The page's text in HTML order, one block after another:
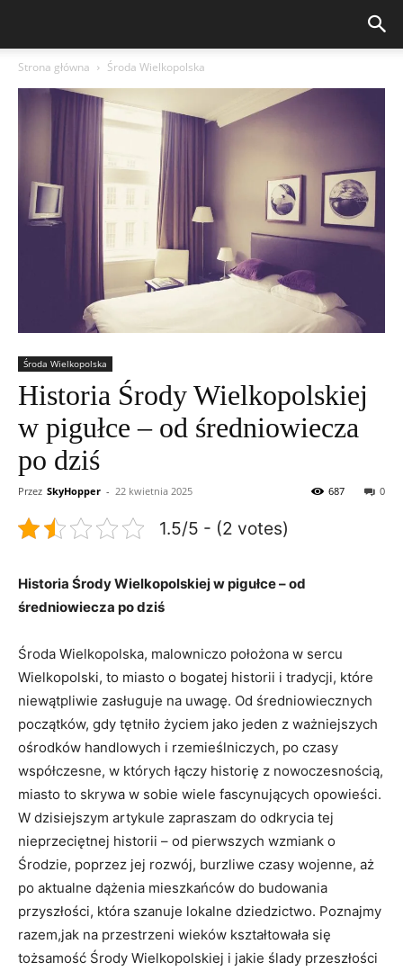
Strona główna Środa Wielkopolska
Środa Wielkopolska
Historia Środy Wielkopolskiej
w pigułce – od średniowiecza
po dziś
Przez SkyHopper - 22 kwietnia 2025 0
687
1.5/5 - (2 votes)
Historia Środy Wielkopolskiej w pigułce – od
średniowiecza po dziś
Środa Wielkopolska, malowniczo położona w sercu
Wielkopolski, to miasto o bogatej historii i tradycji, które
niewątpliwie zasługuje na uwagę. Od średniowiecznych
początków, gdy tętniło życiem jako jeden z ważniejszych
ośrodków handlowych i rzemieślniczych, po czasy
współczesne, w których łączy historię z nowoczesnością,
miasto to skrywa w sobie wiele fascynujących opowieści.
W dzisiejszym artykule zapraszam do odkrycia tej
nieprzeciętnej historii – od pierwszych wzmiank o
Środzie, poprzez jej rozwój, burzliwe czasy wojenne, aż
po aktualne dążenia mieszkańców do budowania
przyszłości, która szanuje lokalne dziedzictwo. Poznajmy
razem,jak na przestrzeni wieków kształtowała się
tożsamość Środy Wielkopolskiej i jakie ślady przeszłości